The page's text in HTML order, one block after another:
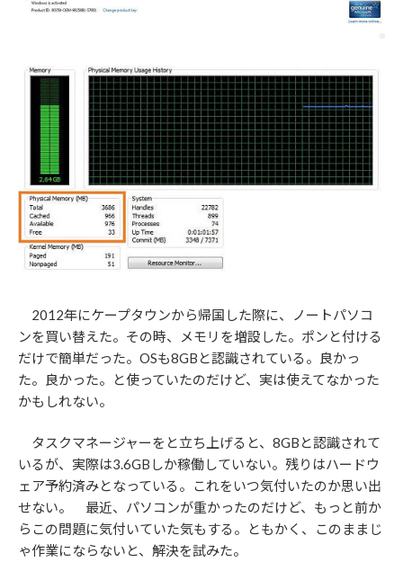
2012年にケープタウンから帰国した際に、ノートパソコ
ンを買い替えた。その時、メモリを増設した。ポンと付ける
だけで簡単だった。OSも8GBと認識されている。良かっ
た。良かった。と使っていたのだけど、実は使えてなかった
かもしれない。
タスクマネージャーをと立ち上げると、8GBと認識されて
いるが、実際は3.6GBしか稼働していない。残りはハードウ
ェア予約済みとなっている。これをいつ気付いたのか思い出
せない。 最近、パソコンが重かったのだけど、もっと前か
らこの問題に気付いていた気もする。ともかく、このままじ
ゃ作業にならないと、解決を試みた。